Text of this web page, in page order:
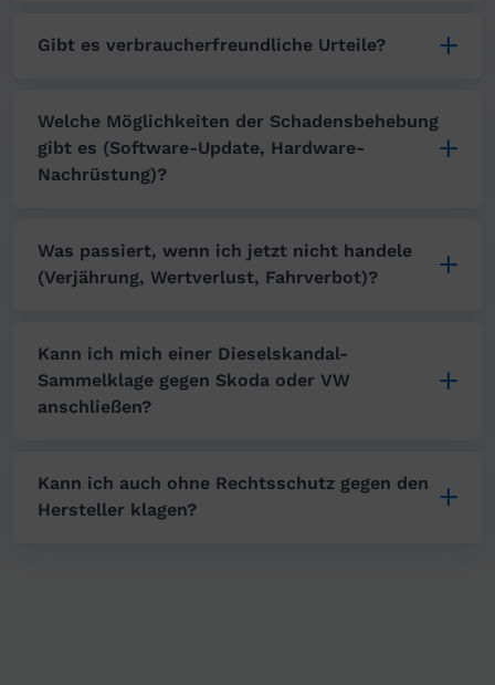
Gibt es verbraucherfreundliche Urteile?
Welche Möglichkeiten der Schadensbehebung
gibt es (Software-Update, Hardware-
Nachrüstung)?
Was passiert, wenn ich jetzt nicht handele
(Verjährung, Wertverlust, Fahrverbot)?
Kann ich mich einer Dieselskandal-
Sammelklage gegen Skoda oder VW
anschließen?
Kann ich auch ohne Rechtsschutz gegen den
Hersteller klagen?